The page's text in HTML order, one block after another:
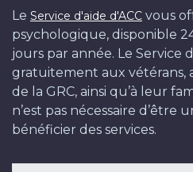
Le Service d'aide d'ACC vous
psychologique, disponible
jours par année. Le Service
gratuitement aux vétérans,
de la GRC, ainsi qu’à leur
n’est pas nécessaire d’être
bénéficier des services.